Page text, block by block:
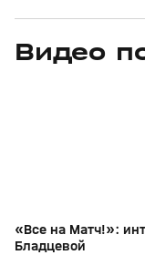
Видео
17 июл 2024, 10:08
«Все на Матч!»:
Бладцевой